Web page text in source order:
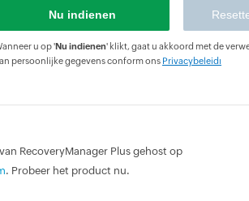
u op 'Nu indienen' klikt, gaat u akkoord met de
persoonlijke gegevens conform ons Privacybeleidı
RecoveryManager Plus gehost op
. Probeer het product nu.